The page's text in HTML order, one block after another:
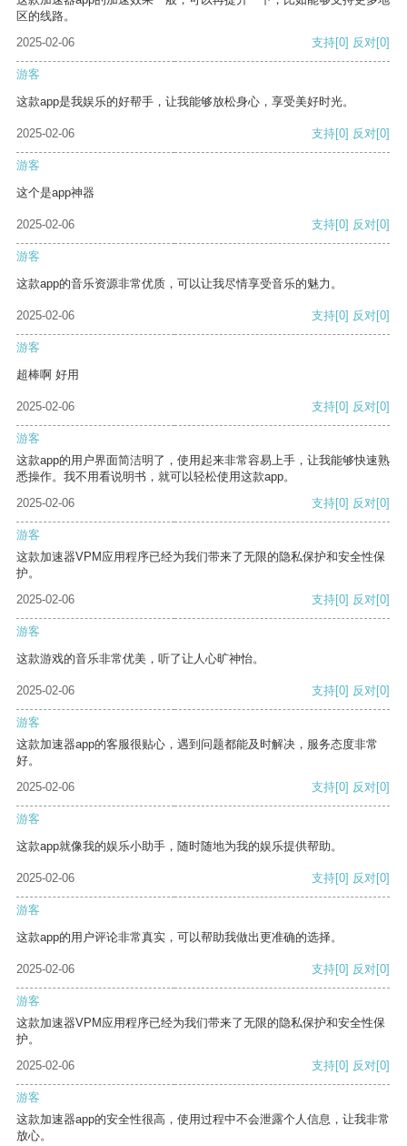
区的线路。
2025-02-06
支持[0] 反对[0]
游客
这款app是我娱乐的好帮手，让我能够放松身心，享受美好时光。
2025-02-06 支持[0] 反对[0]
游客
这个是app神器
2025-02-06 支持[0] 反对[0]
游客
这款app的音乐资源非常优质，可以让我尽情享受音乐的魅力。
2025-02-06 支持[0] 反对[0]
游客
超棒啊 好用
2025-02-06 支持[0] 反对[0]
游客
这款app的用户界面简洁明了，使用起来非常容易上手，让我能够快速熟
悉操作。我不用看说明书，就可以轻松使用这款app。
2025-02-06
支持[0] 反对[0]
游客
这款加速器VPM应用程序已经为我们带来了无限的隐私保护和安全性保
护。
2025-02-06
支持[0] 反对[0]
游客
这款游戏的音乐非常优美，听了让人心旷神怡。
2025-02-06 支持[0] 反对[0]
游客
这款加速器app的客服很贴心，遇到问题都能及时解决，服务态度非常
好。
2025-02-06
支持[0] 反对[0]
游客
这款app就像我的娱乐小助手，随时随地为我的娱乐提供帮助。
2025-02-06 支持[0] 反对[0]
游客
这款app的用户评论非常真实，可以帮助我做出更准确的选择。
2025-02-06 支持[0] 反对[0]
游客
这款加速器VPM应用程序已经为我们带来了无限的隐私保护和安全性保
护。
2025-02-06
支持[0] 反对[0]
游客
这款加速器app的安全性很高，使用过程中不会泄露个人信息，让我非常
放心。